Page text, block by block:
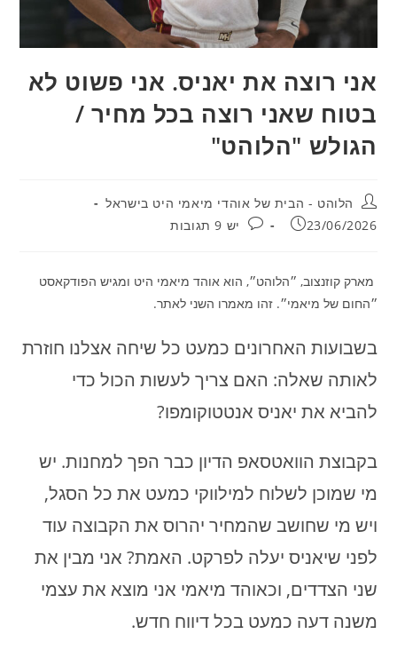
אני רוצה את יאניס. אני פשוט לא
בטוח שאני רוצה בכל מחיר /
הגולש "הלוהט"
מחבר:הלוהט - הבית של אוהדי מיאמי היט בישראל
פורסם:
23/06/2026 תגובות:
יש 9 תגובות
מארק קוזנצוב, ״הלוהט״, הוא אוהד מיאמי היט ומגיש הפודקאסט
״החום של מיאמי״. זהו מאמרו השני לאתר.
בשבועות האחרונים כמעט כל שיחה אצלנו חוזרת
לאותה שאלה: האם צריך לעשות הכול כדי
להביא את יאניס אנטטוקומפו?
בקבוצת הוואטסאפ הדיון כבר הפך למחנות. יש
מי שמוכן לשלוח למילווקי כמעט את כל הסגל,
ויש מי שחושב שהמחיר יהרוס את הקבוצה עוד
לפני שיאניס יעלה לפרקט. האמת? אני מבין את
שני הצדדים, וכאוהד מיאמי אני מוצא את עצמי
משנה דעה כמעט בכל דיווח חדש.